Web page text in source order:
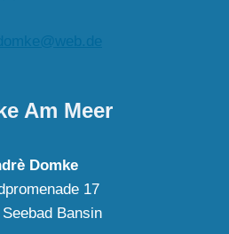
Am Meer
Domke
17
Bansin